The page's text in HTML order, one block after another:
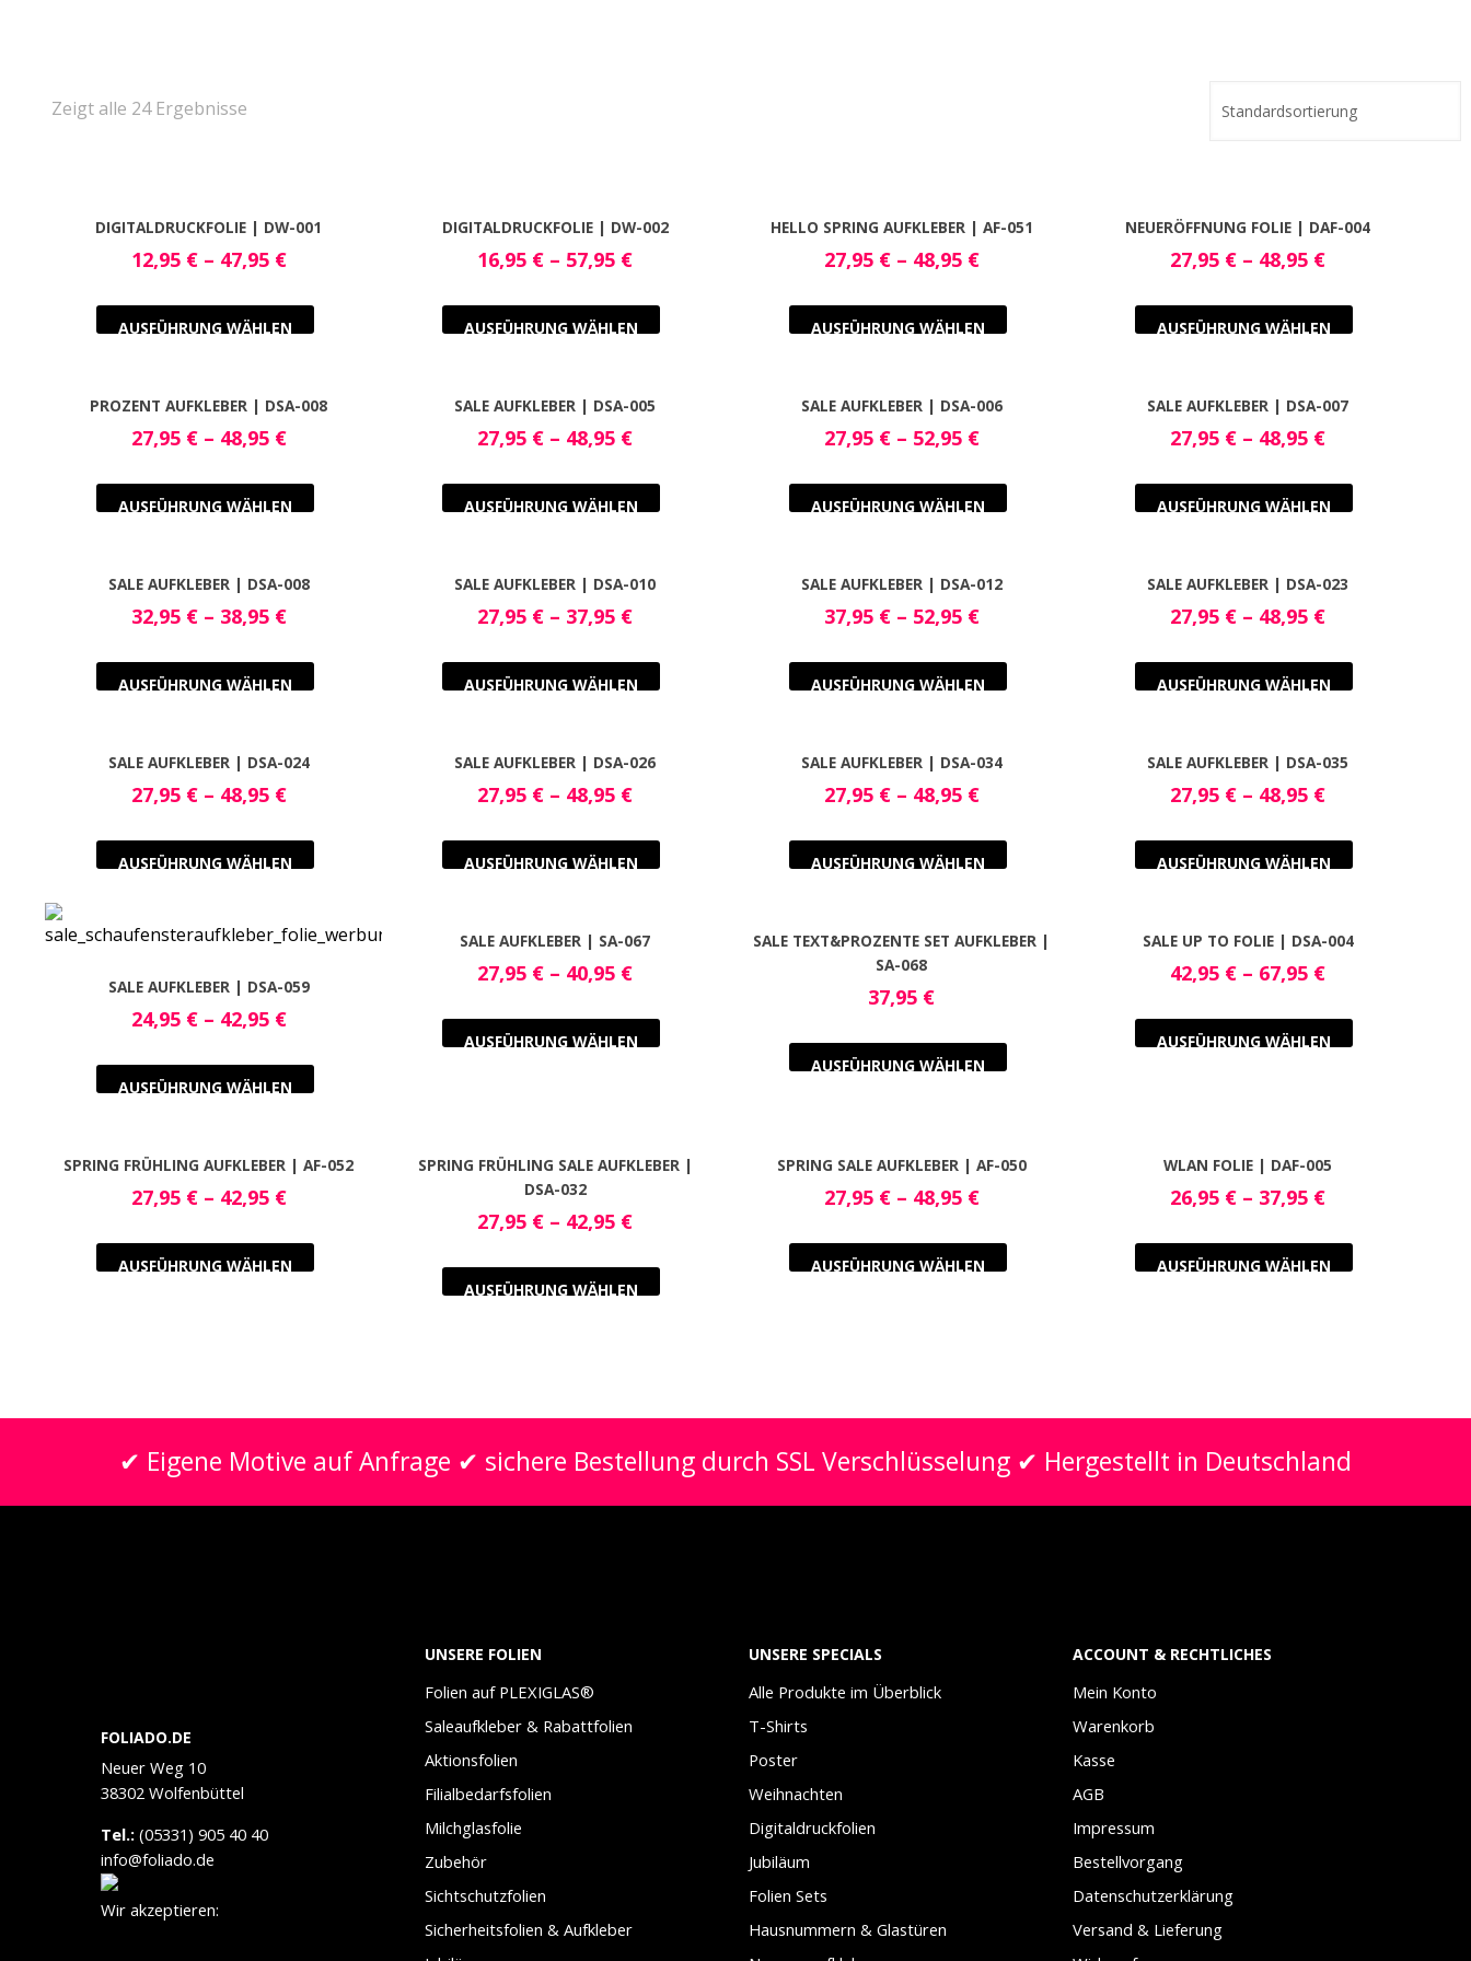
Zeigt alle 24 Ergebnisse
DIGITALDRUCKFOLIE | DW-001
12,95 €– 47,95 €
AUSFÜHRUNG WÄHLEN
DIGITALDRUCKFOLIE | DW-002
16,95 € – 57,95 €
AUSFÜHRUNG WÄHLEN
HELLO SPRING AUFKLEBER | AF-051
27,95 €– 48,95 €
AUSFÜHRUNG WÄHLEN
NEUERÖFFNUNG FOLIE | DAF-004
27,95 € – 48,95 €
AUSFÜHRUNG WÄHLEN
PROZENT AUFKLEBER | DSA-008
27,95 €– 48,95 €
AUSFÜHRUNG WÄHLEN
SALE AUFKLEBER | DSA-005
27,95 € – 48,95 €
AUSFÜHRUNG WÄHLEN
SALE AUFKLEBER | DSA-006
27,95 €– 52,95 €
AUSFÜHRUNG WÄHLEN
SALE AUFKLEBER | DSA-007
27,95 € – 48,95 €
AUSFÜHRUNG WÄHLEN
SALE AUFKLEBER | DSA-008
32,95 €– 38,95 €
AUSFÜHRUNG WÄHLEN
SALE AUFKLEBER | DSA-010
27,95 € – 37,95 €
AUSFÜHRUNG WÄHLEN
SALE AUFKLEBER | DSA-012
37,95 €– 52,95 €
AUSFÜHRUNG WÄHLEN
SALE AUFKLEBER | DSA-023
27,95 € – 48,95 €
AUSFÜHRUNG WÄHLEN
SALE AUFKLEBER | DSA-024
27,95 €– 48,95 €
AUSFÜHRUNG WÄHLEN
SALE AUFKLEBER | DSA-026
27,95 € – 48,95 €
AUSFÜHRUNG WÄHLEN
SALE AUFKLEBER | DSA-034
27,95 €– 48,95 €
AUSFÜHRUNG WÄHLEN
SALE AUFKLEBER | DSA-035
27,95 € – 48,95 €
AUSFÜHRUNG WÄHLEN
SALE AUFKLEBER | DSA-059
24,95 €– 42,95 €
AUSFÜHRUNG WÄHLEN
SALE AUFKLEBER | SA-067
27,95 € – 40,95 €
AUSFÜHRUNG WÄHLEN
SALE TEXT&PROZENTE SET AUFKLEBER |
SA-068
37,95 €
AUSFÜHRUNG WÄHLEN
SALE UP TO FOLIE | DSA-004
42,95 € – 67,95 €
AUSFÜHRUNG WÄHLEN
SPRING FRÜHLING AUFKLEBER | AF-052
27,95 €– 42,95 €
AUSFÜHRUNG WÄHLEN
SPRING FRÜHLING SALE AUFKLEBER |
DSA-032
27,95 € – 42,95 €
AUSFÜHRUNG WÄHLEN
SPRING SALE AUFKLEBER | AF-050
27,95 €– 48,95 €
AUSFÜHRUNG WÄHLEN
WLAN FOLIE | DAF-005
26,95 € – 37,95 €
AUSFÜHRUNG WÄHLEN
✔ Eigene Motive auf Anfrage ✔ sichere Bestellung durch SSL Verschlüsselung ✔ Hergestellt in Deutschland
FOLIADO.DE
Neuer Weg 10
38302 Wolfenbüttel
Tel.:(05331) 905 40 40
info@foliado.de
Wir akzeptieren:
UNSERE FOLIEN
Folien auf PLEXIGLAS®
Saleaufkleber & Rabattfolien
Aktionsfolien
Filialbedarfsfolien
Milchglasfolie
Zubehör
Sichtschutzfolien
Sicherheitsfolien & Aufkleber
UNSERE SPECIALS
Alle Produkte im Überblick
T-Shirts
Poster
Weihnachten
Digitaldruckfolien
Jubiläum
Folien Sets
Hausnummern & Glastüren
ACCOUNT & RECHTLICHES
Mein Konto
Warenkorb
Kasse
AGB
Impressum
Bestellvorgang
Datenschutzerklärung
Versand & Lieferung